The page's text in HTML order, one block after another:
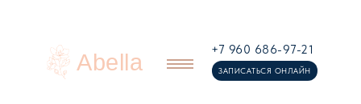
Abella +7 960 686-97-21
ЗАПИСАТЬСЯ ОНЛАЙН